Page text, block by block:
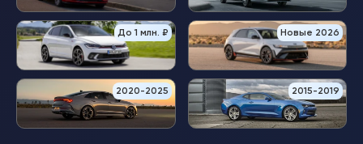
До 1 млн. ₽ Новые 2026
2020-2025 2015-2019